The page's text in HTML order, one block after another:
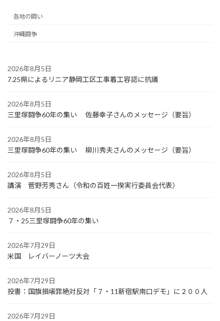
各地の闘い
沖縄闘争
2026年8月5日
7.25県によるリニア静岡工区工事着工容認に抗議
2026年8月5日
三里塚闘争60年の集い 佐藤幸子さんのメッセージ（要旨）
2026年8月5日
三里塚闘争60年の集い 柳川秀夫さんのメッセージ（要旨）
2026年8月5日
講演 菅野芳秀さん（令和の百姓一揆実行委員会代表）
2026年8月5日
７・25三里塚闘争60年の集い
2026年7月29日
米国 レイバーノーツ大会
2026年7月29日
投書：国旗損壊罪絶対反対「７・11新宿駅南口デモ」に２００人
2026年7月29日